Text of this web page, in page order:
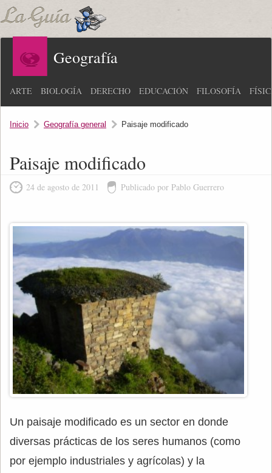
Geografía
ARTE BIOLOGÍA DERECHO EDUCACIÓN FILOSOFÍA
Inicio Geografía general Paisaje modificado
Paisaje modificado
24 de agosto de 2011 Publicado por Pablo Guerrero
Un paisaje modificado es un sector en donde
diversas prácticas de los seres humanos (como
por ejemplo industriales y agrícolas) y la